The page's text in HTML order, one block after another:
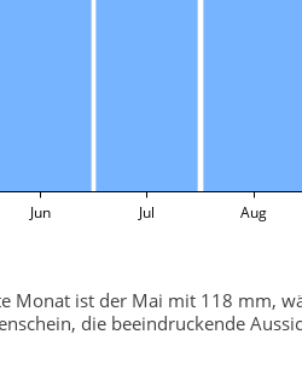
Jun Jul Aug
Monat ist der Mai mit 118 mm,
die beeindruckende